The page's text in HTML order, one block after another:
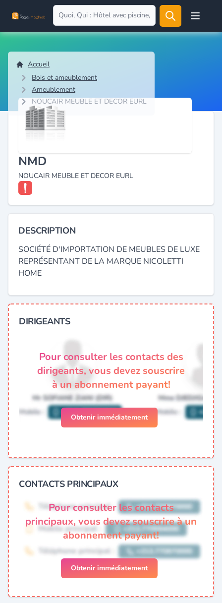
Open
Accueil
Bois et ameublement
Ameublement
NOUCAIR MEUBLE ET DECOR EURL
NMD
NOUCAIR MEUBLE ET DECOR EURL
DESCRIPTION
SOCIÉTÉ D'IMPORTATION DE MEUBLES DE LUXE
REPRÉSENTANT DE LA MARQUE NICOLETTI
HOME
DIRIGEANTS
Pour consulter les contacts des
dirigeants, vous devez souscrire
à un abonnement payant!
Obtenir immédiatement
CONTACTS PRINCIPAUX
Pour consulter les contacts
principaux, vous devez souscrire à un
abonnement payant!
Obtenir immédiatement